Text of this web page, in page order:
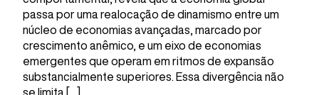
passa por uma realocação de dinamismo entre um
núcleo de economias avançadas, marcado por
crescimento anêmico, e um eixo de economias
emergentes que operam em ritmos de expansão
substancialmente superiores. Essa divergência não
se limita […]